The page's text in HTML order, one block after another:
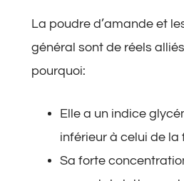
La poudre d’amande et
général sont de réels
pourquoi:
Elle a un indice
inférieur à celui de la
Sa forte